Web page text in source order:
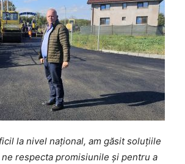
la nivel național, am găsit soluțiile
respecta promisiunile și pentru a